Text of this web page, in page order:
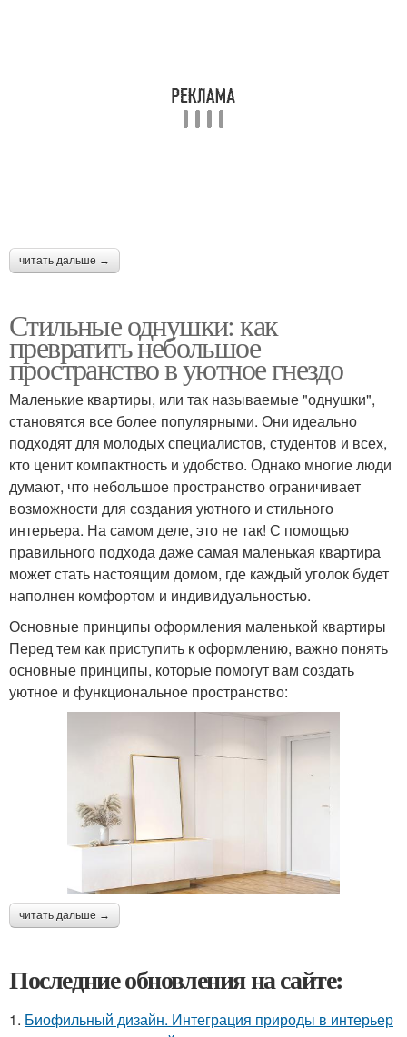
читать дальше →
Стильные однушки: как
превратить небольшое
пространство в уютное гнездо
Маленькие квартиры, или так называемые "однушки",
становятся все более популярными. Они идеально
подходят для молодых специалистов, студентов и всех,
кто ценит компактность и удобство. Однако многие люди
думают, что небольшое пространство ограничивает
возможности для создания уютного и стильного
интерьера. На самом деле, это не так! С помощью
правильного подхода даже самая маленькая квартира
может стать настоящим домом, где каждый уголок будет
наполнен комфортом и индивидуальностью.
Основные принципы оформления маленькой квартиры
Перед тем как приступить к оформлению, важно понять
основные принципы, которые помогут вам создать
уютное и функциональное пространство:
читать дальше →
Последние обновления на сайте:
1. Биофильный дизайн. Интеграция природы в интерьер